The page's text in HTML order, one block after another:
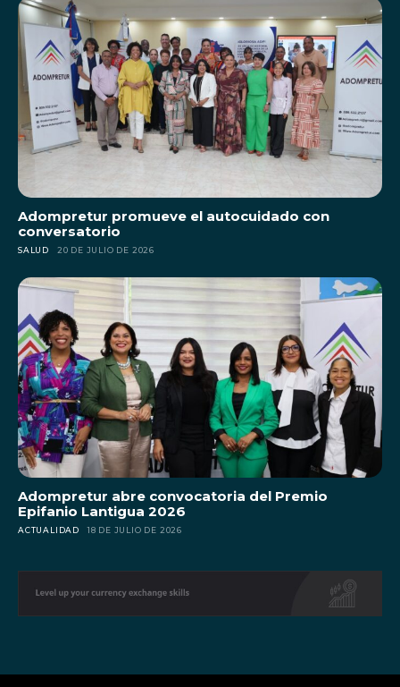
Adompretur promueve el autocuidado con
conversatorio
SALUD 20 DE JULIO DE 2026
Adompretur abre convocatoria del Premio
Epifanio Lantigua 2026
ACTUALIDAD 18 DE JULIO DE 2026